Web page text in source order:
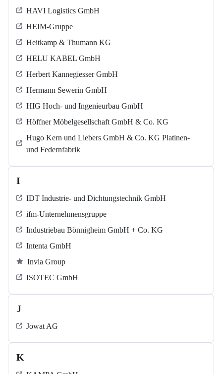
HAVI Logistics GmbH
HEIM-Gruppe
Heitkamp & Thumann KG
HELU KABEL GmbH
Herbert Kannegiesser GmbH
Hermann Sewerin GmbH
HIG Hoch- und Ingenieurbau GmbH
Höffner Möbelgesellschaft GmbH & Co. KG
Hugo Kern und Liebers GmbH & Co. KG Platinen-
und Federnfabrik
I
IDT Industrie- und Dichtungstechnik GmbH
ifm-Unternehmensgruppe
Industriebau Bönnigheim GmbH + Co. KG
Intenta GmbH
Invia Group
ISOTEC GmbH
J
Jowat AG
K